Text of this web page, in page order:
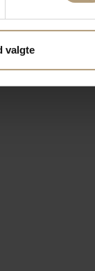
kombinere
valgte